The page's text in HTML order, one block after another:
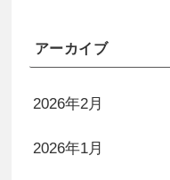
アーカイブ
2026年2月
2026年1月